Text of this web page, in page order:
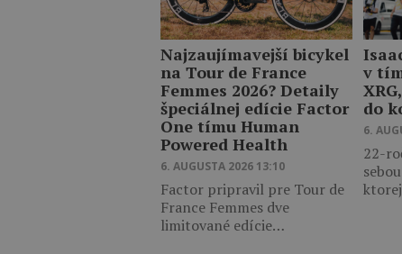
Najzaujímavejší bicykel
na Tour de France
Femmes 2026? Detaily
špeciálnej edície Factor
One tímu Human
Powered Health
6. AUGUSTA 2026 13:10
Factor pripravil pre Tour de
France Femmes dve
limitované edície…
v
do
6.
22-